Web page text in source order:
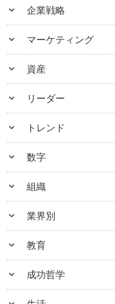
keyboard_arrow_down 企業戦略
keyboard_arrow_down マーケティング
keyboard_arrow_down 資産
keyboard_arrow_down リーダー
keyboard_arrow_down トレンド
keyboard_arrow_down 数字
keyboard_arrow_down 組織
keyboard_arrow_down 業界別
keyboard_arrow_down 教育
keyboard_arrow_down 成功哲学